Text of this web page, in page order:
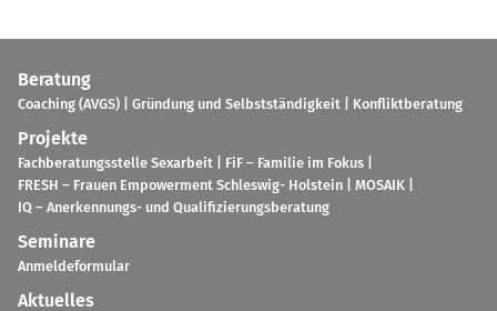
Bera­tung
Coa­ching (AVGS) Grün­dung und Selbst­stän­dig­keit Kon­flikt­be­ra­tung
Pro­jekte
Fach­be­ra­tungs­stelle Sex­ar­beit
FiF – Fami­lie im Fokus
FRESH – Frauen Empower­ment Schles­wig- Hol­stein
MOSAIK
IQ – Aner­ken­nungs- und Qua­li­fi­zie­rungs­be­ra­tung
Semi­nare
Anmel­de­for­mu­lar
Aktu­el­les